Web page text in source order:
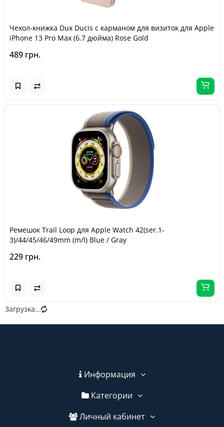
Чехол-книжка Dux Ducis с карманом для визиток для Apple
iPhone 13 Pro Max (6.7 дюйма) Rose Gold
489 грн.
Ремешок Trail Loop для Apple Watch 42(ser.1-
3)/44/45/46/49mm (m/l) Blue / Gray
229 грн.
Загрузка...
Информация
Категории
Личный кабинет